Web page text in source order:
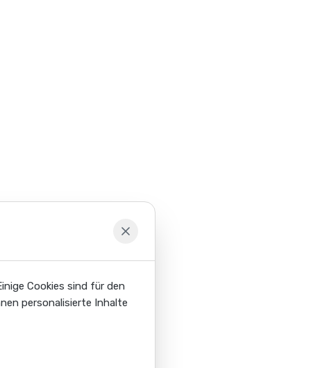
Cookies sind für den
personalisierte Inhalte